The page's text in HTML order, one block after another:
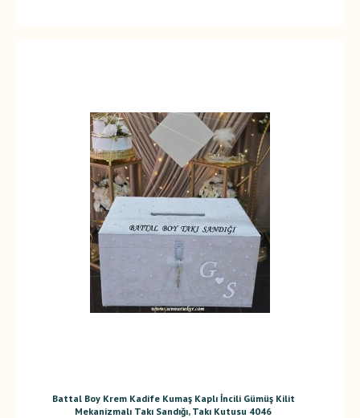
Battal Boy Krem Kadife Kumaş Kaplı İncili Gümüş Kilit
Mekanizmalı Takı Sandığı, Takı Kutusu 4046